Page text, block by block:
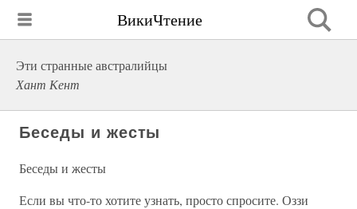
ВикиЧтение
Эти странные австралийцы
Хант Кент
Беседы и жесты
Беседы и жесты
Если вы что-то хотите узнать, просто спросите. Оззи